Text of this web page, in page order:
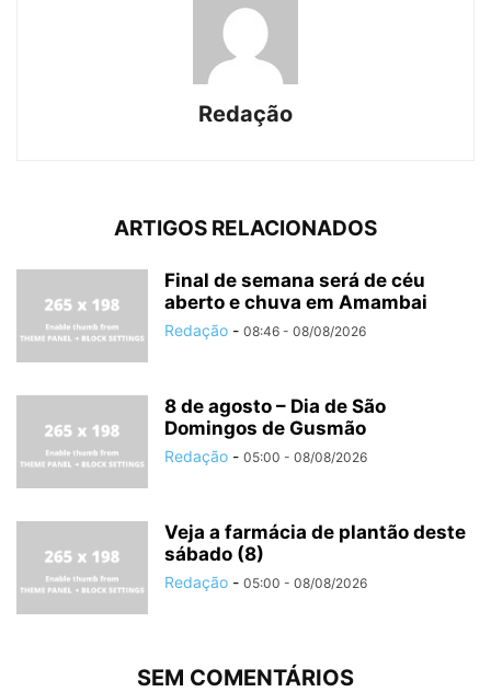
Redação
ARTIGOS RELACIONADOS
Final de semana será de céu
aberto e chuva em Amambai
Redação - 08:46 - 08/08/2026
8 de agosto – Dia de São
Domingos de Gusmão
Redação - 05:00 - 08/08/2026
Veja a farmácia de plantão deste
sábado (8)
Redação - 05:00 - 08/08/2026
SEM COMENTÁRIOS